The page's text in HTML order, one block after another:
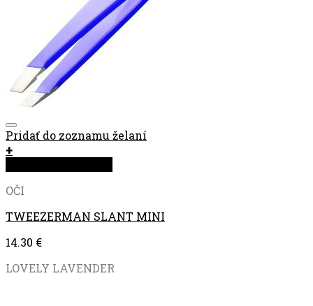
Pridať do zoznamu želaní
+
OČI
TWEEZERMAN SLANT MINI
14.30 €
LOVELY LAVENDER